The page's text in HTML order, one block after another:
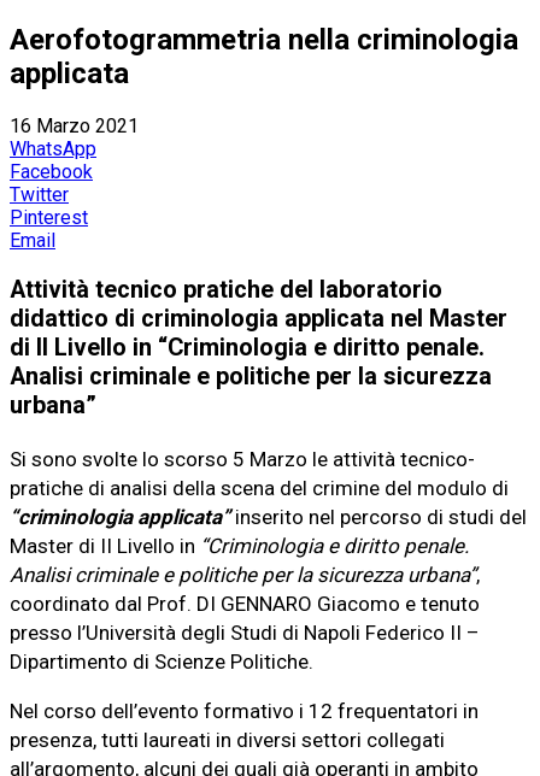
Aerofotogrammetria nella criminologia
applicata
16 Marzo 2021
WhatsApp
Facebook
Twitter
Pinterest
Email
Attività tecnico pratiche del laboratorio
didattico di criminologia applicata nel Master
di II Livello in “Criminologia e diritto penale.
Analisi criminale e politiche per la sicurezza
urbana”
Si sono svolte lo scorso 5 Marzo le attività tecnico-
pratiche di analisi della scena del crimine del modulo di
“criminologia applicata”inserito nel percorso di studi del
Master di II Livello in “Criminologia e diritto penale.
Analisi criminale e politiche per la sicurezza urbana”,
coordinato dal Prof. DI GENNARO Giacomo e tenuto
presso l’Università degli Studi di Napoli Federico II –
Dipartimento di Scienze Politiche.
Nel corso dell’evento formativo i 12 frequentatori in
presenza, tutti laureati in diversi settori collegati
all’argomento, alcuni dei quali già operanti in ambito